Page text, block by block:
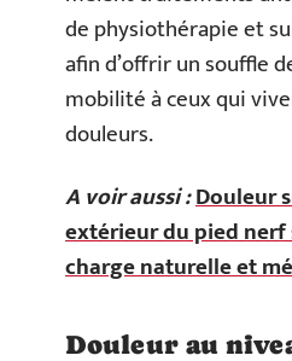
de physiothérapie et
afin d’offrir un souffle
mobilité à ceux qui
douleurs.
A voir aussi :Douleur
extérieur du pied nerf
charge naturelle et
Douleur au